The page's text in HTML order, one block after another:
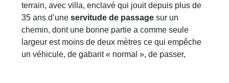
terrain, avec villa, enclavé qui jouit depuis plus de
35 ans d’uneservitude de passage sur un
chemin, dont une bonne partie a comme seule
largeur est moins de deux mètres ce qui empêche
un véhicule, de gabarit « normal », de passer,